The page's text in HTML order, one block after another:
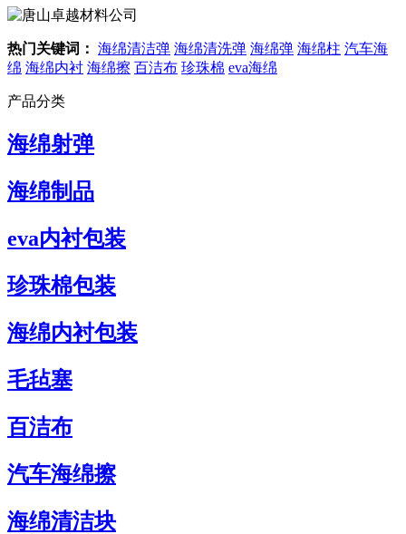
热门关键词： 海绵清洁弹 海绵清洗弹 海绵弹 海绵柱 汽车海
绵 海绵内衬 海绵擦 百洁布 珍珠棉 eva海绵
产品分类
海绵射弹
海绵制品
eva内衬包装
珍珠棉包装
海绵内衬包装
毛毡塞
百洁布
汽车海绵擦
海绵清洁块